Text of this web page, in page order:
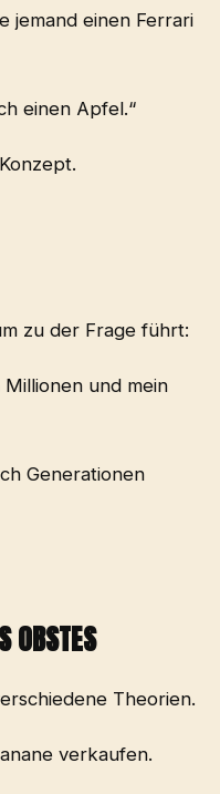
jemand einen Ferrari
einen Apfel.“
zu der Frage führt:
und mein
Generationen
OBSTES
Theorien.
verkaufen.